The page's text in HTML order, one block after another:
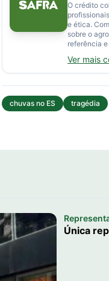
O crédito
e ética.
sobre o
referência
Ver mais
chuvas no ES tragédia
Única